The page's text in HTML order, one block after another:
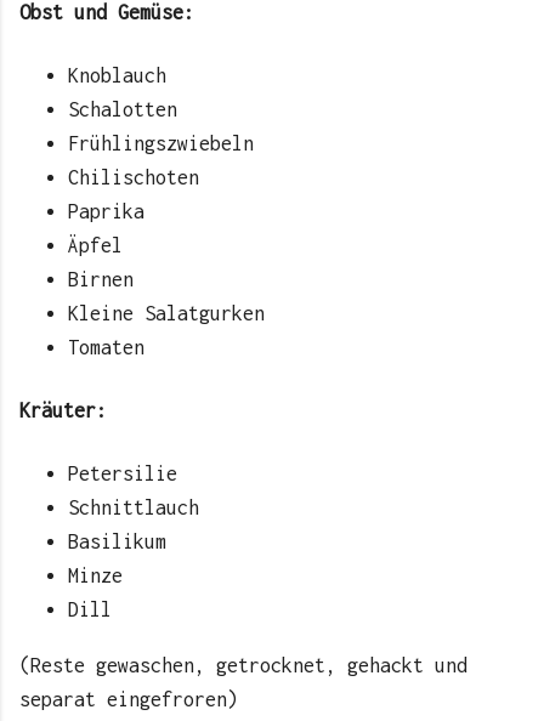
Obst und Gemüse:
Knoblauch
Schalotten
Frühlingszwiebeln
Chilischoten
Paprika
Äpfel
Birnen
Kleine Salatgurken
Tomaten
Kräuter:
Petersilie
Schnittlauch
Basilikum
Minze
Dill
(Reste gewaschen, getrocknet, gehackt und
separat eingefroren)